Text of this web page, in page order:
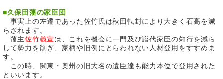
■久保田藩の家臣団
事実上の左遷であった佐竹氏は秋田転封により大きく石高を減
らされます。
藩主佐竹義宣は、これを機会に一門及び譜代家臣の知行を減ら
して勢力を削ぎ、家柄や旧例にとらわれない人材登用をすすめま
す。
この時、関東・奥州の旧大名の遺臣達も能力本位で登用された
といいます。